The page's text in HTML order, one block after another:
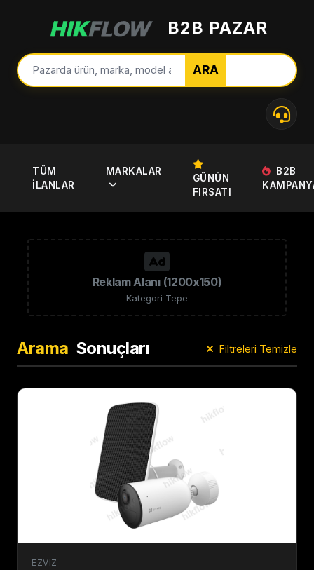
B2B PAZAR
ARA
TÜM
İLANLAR
MARKALAR
GÜNÜN
FIRSATI
B2B
Reklam Alanı (1200x150)
Kategori Tepe
Arama Sonuçları Filtreleri Temizle
EZVIZ